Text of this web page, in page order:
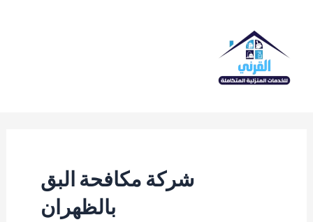
المحتوى
شركة مكافحة البق
بالظهران